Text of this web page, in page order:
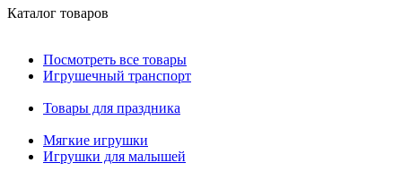
Каталог товаров
Посмотреть все товары
Игрушечный транспорт
Товары для праздника
Мягкие игрушки
Игрушки для малышей